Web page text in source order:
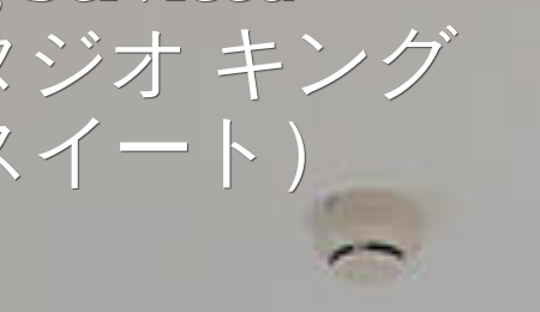
No. 1 Zhang Zi Zhong
Road, Hong Qiao District,
Tianjin, China, 300091（中
+86 22 5863 8888
400 842 7737
ジオ キング
ート）